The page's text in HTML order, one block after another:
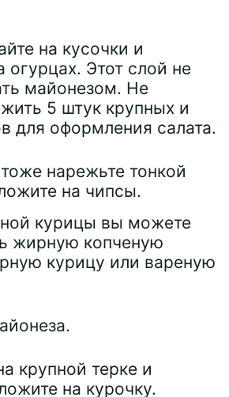
на кусочки и
огурцах. Этот слой не
майонезом. Не
5 штук крупных и
для оформления салата.
нарежьте тонкой
на чипсы.
курицы вы можете
жирную копченую
курицу или вареную
крупной терке и
на курочку.